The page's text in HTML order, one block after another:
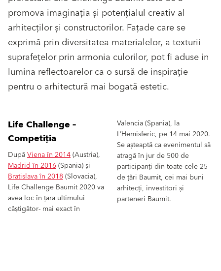
promova imaginația și potențialul creativ al
arhitecților și constructorilor. Fațade care se
exprimă prin diversitatea materialelor, a texturii
suprafețelor prin armonia culorilor, pot fi aduse in
lumina reflectoarelor ca o sursă de inspirație
pentru o arhitectură mai bogată estetic.
Life Challenge –
Competiția
DupăViena în 2014(Austria),
Madrid în 2016(Spania) și
Bratislava în 2018(Slovacia),
Life Challenge Baumit 2020 va
avea loc în țara ultimului
câștigător- mai exact în
Valencia (Spania), la
L’Hemisferic, pe 14 mai 2020.
Se așteaptă ca evenimentul să
atragă în jur de 500 de
participanți din toate cele 25
de țări Baumit, cei mai buni
arhitecți, investitori și
parteneri Baumit.